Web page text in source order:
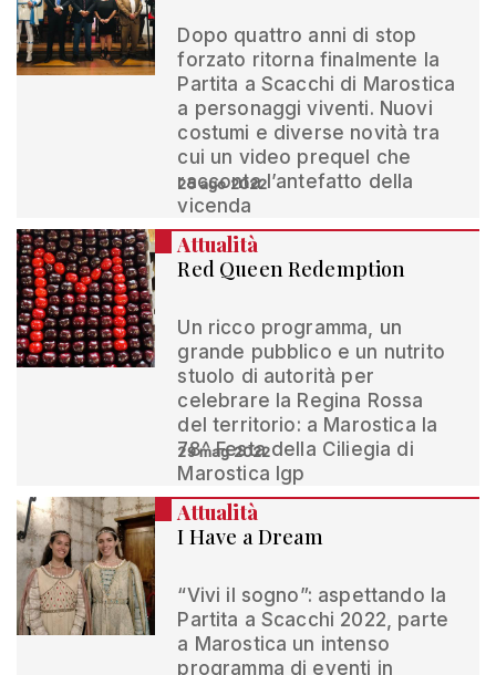
Dopo quattro anni di stop
forzato ritorna finalmente la
Partita a Scacchi di Marostica
a personaggi viventi. Nuovi
costumi e diverse novità tra
cui un video prequel che
racconta l’antefatto della
vicenda
25 ago 2022
Attualità
Red Queen Redemption
Un ricco programma, un
grande pubblico e un nutrito
stuolo di autorità per
celebrare la Regina Rossa
del territorio: a Marostica la
78^ Festa della Ciliegia di
Marostica Igp
29 mag 2022
Attualità
I Have a Dream
“Vivi il sogno”: aspettando la
Partita a Scacchi 2022, parte
a Marostica un intenso
programma di eventi in